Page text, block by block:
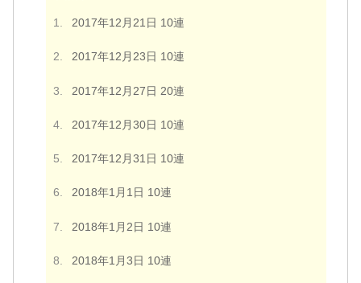
2017年12月21日 10連
2017年12月23日 10連
2017年12月27日 20連
2017年12月30日 10連
2017年12月31日 10連
2018年1月1日 10連
2018年1月2日 10連
2018年1月3日 10連